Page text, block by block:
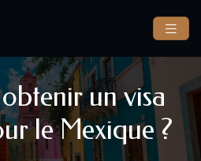
un visa
le Mexique ?